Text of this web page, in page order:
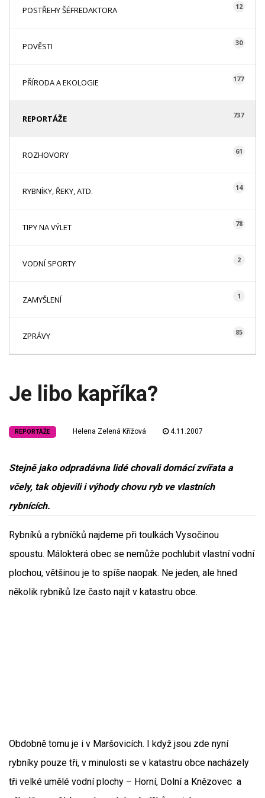
POSTŘEHY ŠÉFREDAKTORA 12
POVĚSTI 30
PŘÍRODA A EKOLOGIE 177
REPORTÁŽE 737
ROZHOVORY 61
RYBNÍKY, ŘEKY, ATD. 14
TIPY NA VÝLET 78
VODNÍ SPORTY 2
ZAMYŠLENÍ 1
ZPRÁVY 85
Je libo kapříka?
REPORTÁŽE Helena Zelená Křížová 4.11.2007
Stejně jako odpradávna lidé chovali domácí zvířata a
včely, tak objevili i výhody chovu ryb ve vlastních
rybnících.
Rybníků a rybníčků najdeme při toulkách Vysočinou
spoustu. Málokterá obec se nemůže pochlubit vlastní vodní
plochou, většinou je to spíše naopak. Ne jeden, ale hned
několik rybníků lze často najít v katastru obce.
Obdobně tomu je i v Maršovicích. I když jsou zde nyní
rybníky pouze tři, v minulosti se v katastru obce nacházely
tři velké umělé vodní plochy – Horní, Dolní a Knězovec a